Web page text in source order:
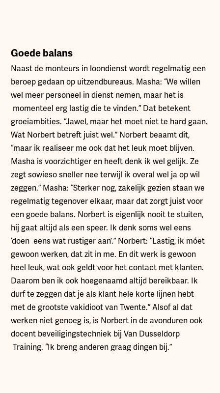
Goede balans
Naast de monteurs in loondienst wordt regelmatig een
beroep gedaan op uitzendbureaus. Masha: “We willen
wel meer personeel in dienst nemen, maar het is
momenteel erg lastig die te vinden.” Dat betekent
groeiambities. “Jawel, maar het moet niet te hard gaan.
Wat Norbert betreft juist wel.” Norbert beaamt dit,
“maar ik realiseer me ook dat het leuk moet blijven.
Masha is voorzichtiger en heeft denk ik wel gelijk. Ze
zegt sowieso sneller nee terwijl ik overal wel ja op wil
zeggen.” Masha: “Sterker nog, zakelijk gezien staan we
regelmatig tegenover elkaar, maar dat zorgt juist voor
een goede balans. Norbert is eigenlijk nooit te stuiten,
hij gaat altijd als een speer. Ik denk soms wel eens
‘doen eens wat rustiger aan’.” Norbert: “Lastig, ik móet
gewoon werken, dat zit in me. En dit werk is gewoon
heel leuk, wat ook geldt voor het contact met klanten.
Daarom ben ik ook hoegenaamd altijd bereikbaar. Ik
durf te zeggen dat je als klant hele korte lijnen hebt
met de grootste vakidioot van Twente.” Alsof al dat
werken niet genoeg is, is Norbert in de avonduren ook
docent beveiligingstechniek bij Van Dusseldorp
Training. “Ik breng anderen graag dingen bij.”